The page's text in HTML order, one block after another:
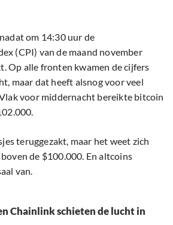
om 14:30 uur de
(CPI) van de maand november
Op alle fronten kwamen de cijfers
maar dat heeft alsnog voor veel
voor middernacht bereikte bitcoin
teruggezakt, maar het weet zich
de $100.000. En altcoins
van.
Chainlink schieten de lucht in